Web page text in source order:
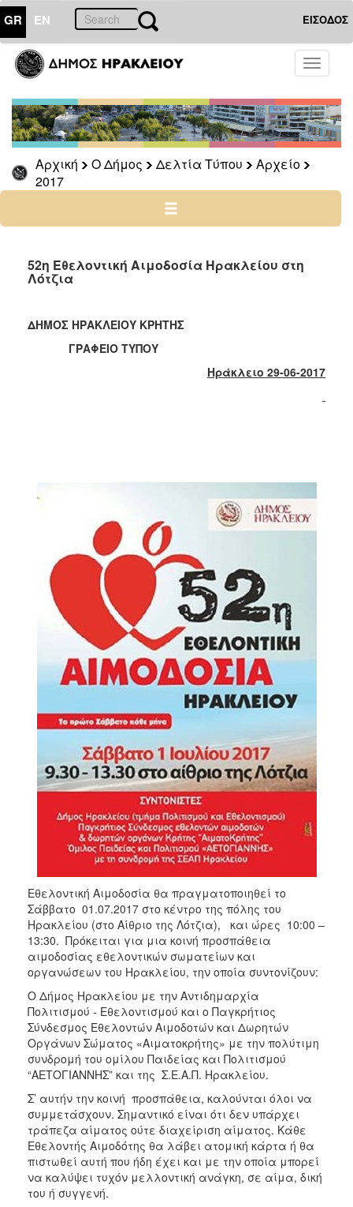
GR EN ΕΙΣΟΔΟΣ
Toggle
Αρχική Ο Δήμος Δελτία Τύπου
Αρχείο
2017
ΔΗΜΟΣ
Δελτία
Τύπου
Αρχείο
2026
2025
2022
2021
2019
2018
ΠΟΛΙΤΙΣΜΟΣ
ΑΝΘΕΚΤΙΚΗ
52η Εθελοντική Αιμοδοσία Ηρακλείου στη
Λότζια
ΔΗΜΟΣ ΗΡΑΚΛΕΙΟΥ ΚΡΗΤΗΣ
ΓΡΑΦΕΙΟ ΤΥΠΟΥ
Ηράκλειο 29-06-2017
Εθελοντική Αιμοδοσία θα πραγματοποιηθεί το
Σάββατο 01.07.2017 στο κέντρο της πόλης του
Ηρακλείου (στο Αίθριο της Λότζια), και ώρες 10:00 –
13:30. Πρόκειται για μια κοινή προσπάθεια
αιμοδοσίας εθελοντικών σωματείων και
οργανώσεων του Ηρακλείου, την οποία συντονίζουν:
O Δήμος Ηρακλείου με την Αντιδημαρχία
Πολιτισμού - Εθελοντισμού και ο Παγκρήτιος
Σύνδεσμος Εθελοντών Αιμοδοτών και Δωρητών
Οργάνων Σώματος «Αιματοκρήτης» με την πολύτιμη
συνδρομή του ομίλου Παιδείας και Πολιτισμού
“ΑΕΤΟΓΙΑΝΝΗΣ” και της Σ.Ε.Α.Π. Ηρακλείου.
Σ’ αυτήν την κοινή προσπάθεια, καλούνται όλοι να
συμμετάσχουν. Σημαντικό είναι ότι δεν υπάρχει
τράπεζα αίματος ούτε διαχείριση αίματος. Κάθε
Εθελοντής Αιμοδότης θα λάβει ατομική κάρτα ή θα
πιστωθεί αυτή που ήδη έχει και με την οποία μπορεί
να καλύψει τυχόν μελλοντική ανάγκη, σε αίμα, δική
του ή συγγενή.